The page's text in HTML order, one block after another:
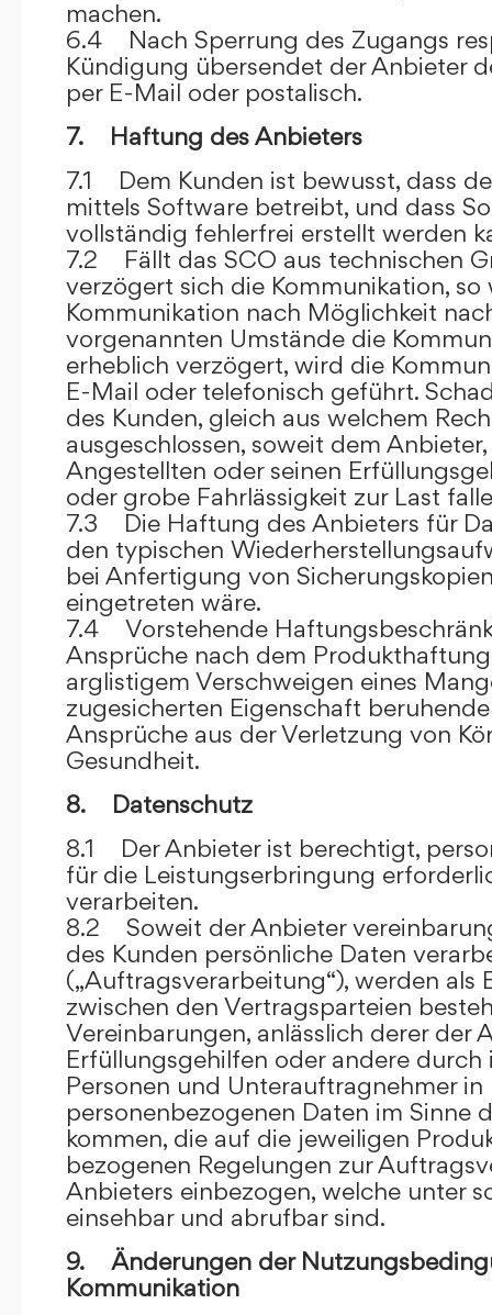
machen.
6.4 Nach Sperrung des Zugangs
Kündigung übersendet der Anbieter
per E-Mail oder postalisch.
7. Haftung des Anbieters
7.1 Dem Kunden ist bewusst, dass
mittels Software betreibt, und dass
vollständig fehlerfrei erstellt werden
7.2 Fällt das SCO aus technischen
verzögert sich die Kommunikation, so
Kommunikation nach Möglichkeit
vorgenannten Umstände die
erheblich verzögert, wird die
E-Mail oder telefonisch geführt.
des Kunden, gleich aus welchem
ausgeschlossen, soweit dem
Angestellten oder seinen
oder grobe Fahrlässigkeit zur Last
7.3 Die Haftung des Anbieters für
den typischen
bei Anfertigung von
eingetreten wäre.
7.4 Vorstehende
Ansprüche nach dem
arglistigem Verschweigen eines
zugesicherten Eigenschaft
Ansprüche aus der Verletzung von
Gesundheit.
8. Datenschutz
8.1 Der Anbieter ist berechtigt,
für die Leistungserbringung
verarbeiten.
8.2 Soweit der Anbieter
des Kunden persönliche Daten
(„Auftragsverarbeitung“), werden als
zwischen den Vertragsparteien
Vereinbarungen, anlässlich derer der
Erfüllungsgehilfen oder andere
Personen und Unterauftragnehmer
personenbezogenen Daten im Sinne
kommen, die auf die jeweiligen
bezogenen Regelungen zur
Anbieters einbezogen, welche unter
einsehbar und abrufbar sind.
9. Änderungen der
Kommunikation